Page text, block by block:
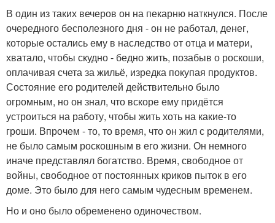
В один из таких вечеров он на пекарню наткнулся. После
очередного бесполезного дня - он не работал, денег,
которые остались ему в наследство от отца и матери,
хватало, чтобы скудно - бедно жить, позабыв о роскоши,
оплачивая счета за жильё, изредка покупая продуктов.
Состояние его родителей действительно было
огромным, но он знал, что вскоре ему придётся
устроиться на работу, чтобы жить хоть на какие-то
гроши. Впрочем - то, то время, что он жил с родителями,
не было самым роскошным в его жизни. Он немного
иначе представлял богатство. Время, свободное от
войны, свободное от постоянных криков пыток в его
доме. Это было для него самым чудесным временем.
Но и оно было обременено одиночеством.